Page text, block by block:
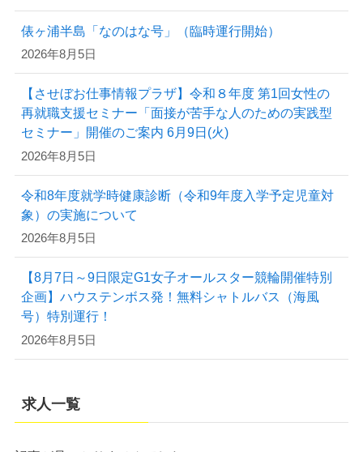
俵ヶ浦半島「なのはな号」（臨時運行開始）
2026年8月5日
【させぼお仕事情報プラザ】令和８年度 第1回女性の
再就職支援セミナー「面接が苦手な人のための実践型
セミナー」開催のご案内 6月9日(火)
2026年8月5日
令和8年度就学時健康診断（令和9年度入学予定児童対
象）の実施について
2026年8月5日
【8月7日～9日限定G1女子オールスター競輪開催特別
企画】ハウステンボス発！無料シャトルバス（海風
号）特別運行！
2026年8月5日
求人一覧